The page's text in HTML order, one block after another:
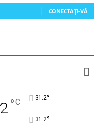
CONECTAȚI-VĂ
°C 31.2°
31.2°